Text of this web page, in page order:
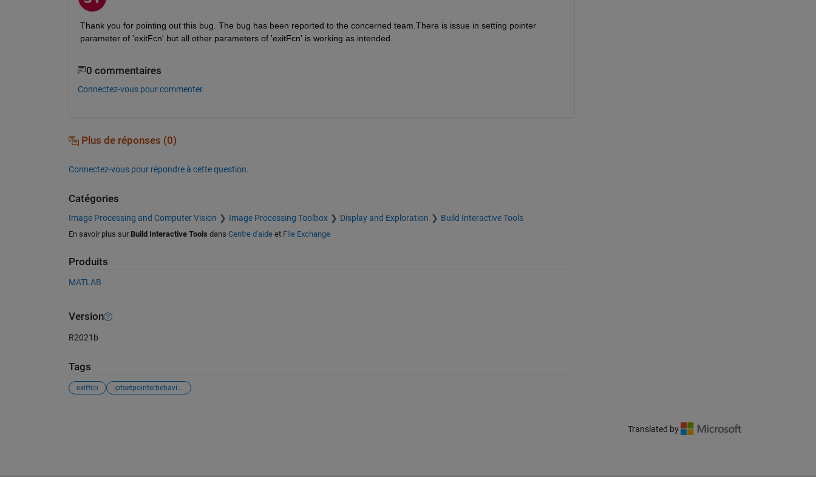
Thank you for pointing out this bug. The bug has been reported to the concerned team.There is issue in setting pointer
parameter of 'exitFcn' but all other parameters of 'exitFcn' is working as intended.
0 commentaires
Connectez-vous pour commenter.
Plus de réponses (0)
Connectez-vous pour répondre à cette question.
Catégories
Image Processing and Computer Vision Image Processing Toolbox Display and Exploration Build Interactive Tools
En savoir plus sur Build Interactive Tools dans Centre d'aideet File Exchange
Produits
MATLAB
Version
R2021b
Tags
exitfcn iptsetpointerbehavior
Translated by